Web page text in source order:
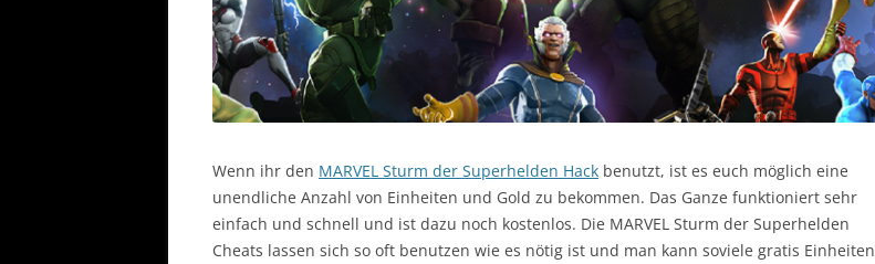
Wenn ihr den MARVEL Sturm der Superhelden Hack benutzt, ist es euch möglich eine
unendliche Anzahl von Einheiten und Gold zu bekommen. Das Ganze funktioniert sehr
einfach und schnell und ist dazu noch kostenlos. Die MARVEL Sturm der Superhelden
Cheats lassen sich so oft benutzen wie es nötig ist und man kann soviele gratis Einheiten